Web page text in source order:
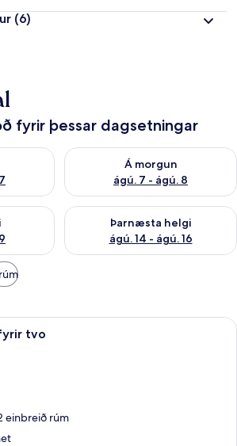
á
ó
k
(6)
fyrir þessar dagsetningar
ágú. 6 - ágú. 7
Á morgun
ágú. 7 - ágú. 8
Athuga framboð á morgun
helgi ágú. 7 - ágú. 9
Þarnæsta helgi
ágú. 14 - ágú. 16
Athuga framboð þarnæstu
Standard-herbergi fyrir tvo |
tvo
einbreið rúm